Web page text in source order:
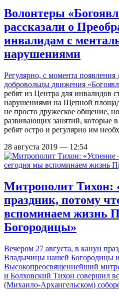
Волонтеры
рассказали о
инвалидам с
нарушениями
Регулярно, с момента появления
добровольцы движения
ребят из Центра для инвалидов
нарушениями на Щепной
не просто дружеское общение,
развивающих занятий, которые
ребят остро и регулярно им
28 августа 2019 — 12:54
Митрополит Тихон:
праздник, потому
вспоминаем жизнь
Богородицы»
Вечером 27 августа, в канун
Владычицы нашей Богородицы
Высокопреосвященнейший
и Болховский Тихон совершил
(Михаило-Архангельском)